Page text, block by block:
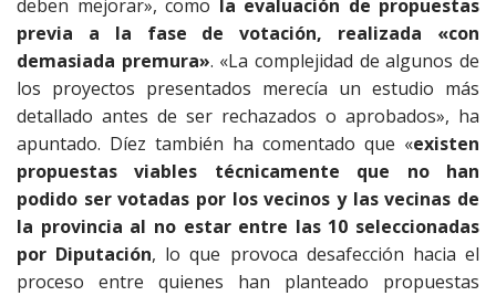
deben mejorar», como la evaluación de propuestas
previa a la fase de votación, realizada «con
demasiada premura». «La complejidad de algunos de
los proyectos presentados merecía un estudio más
detallado antes de ser rechazados o aprobados», ha
apuntado. Díez también ha comentado que «existen
propuestas viables técnicamente que no han
podido ser votadas por los vecinos y las vecinas de
la provincia al no estar entre las 10 seleccionadas
por Diputación, lo que provoca desafección hacia el
proceso entre quienes han planteado propuestas